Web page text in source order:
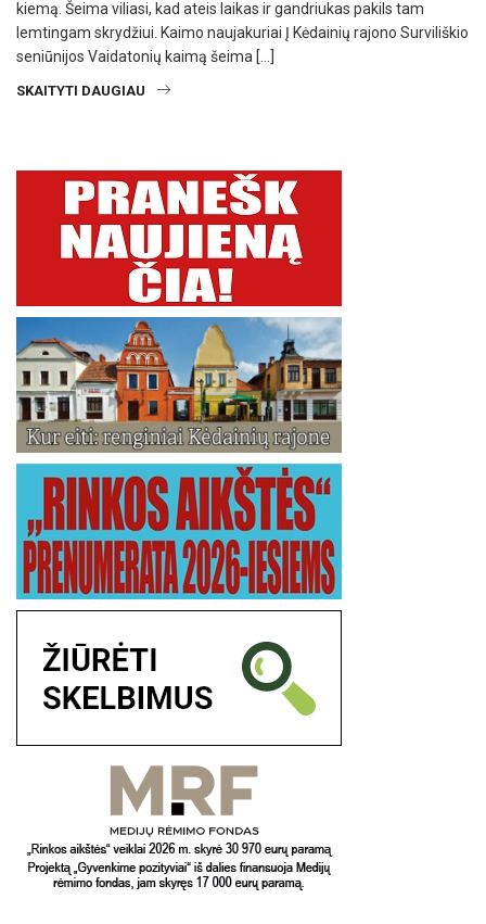
kiemą. Šeima viliasi, kad ateis laikas ir gandriukas pakils tam
lemtingam skrydžiui. Kaimo naujakuriai Į Kėdainių rajono Surviliškio
seniūnijos Vaidatonių kaimą šeima […]
SKAITYTI DAUGIAU